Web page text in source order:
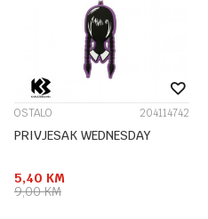
OSTALO 204114742
PRIVJESAK WEDNESDAY
5,40 KM
9,00KM